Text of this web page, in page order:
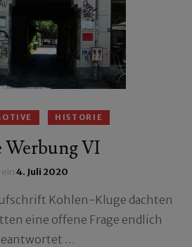
HISTORIE
Werbung VI
ein4. Juli 2020
Kohlen-Kluge dachten
eine offene Frage endlich
…